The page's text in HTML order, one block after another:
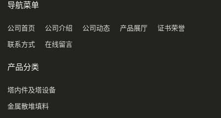
导航菜单
公司首页 公司介绍 公司动态 产品展厅 证书荣誉
联系方式 在线留言
产品分类
塔内件及塔设备
金属散堆填料